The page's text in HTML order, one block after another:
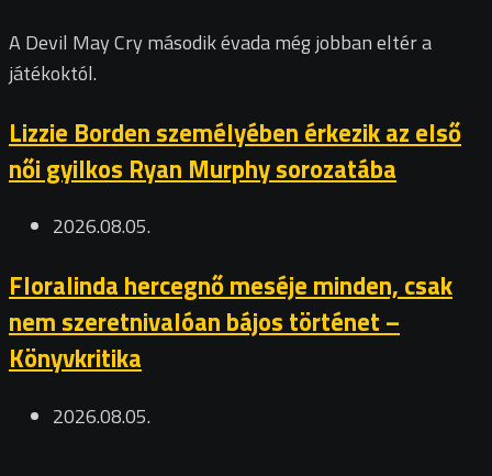
A Devil May Cry második évada még jobban eltér a
játékoktól.
Lizzie Borden személyében érkezik az első
női gyilkos Ryan Murphy sorozatába
2026.08.05.
Floralinda hercegnő meséje minden, csak
nem szeretnivalóan bájos történet –
Könyvkritika
2026.08.05.